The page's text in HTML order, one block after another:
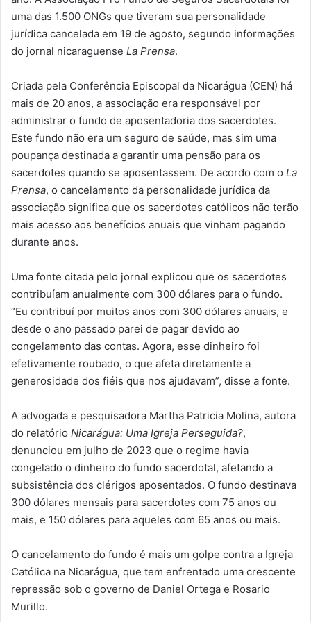
uma das 1.500 ONGs que tiveram sua personalidade
jurídica cancelada em 19 de agosto, segundo informações
do jornal nicaraguense La Prensa.
Criada pela Conferência Episcopal da Nicarágua (CEN) há
mais de 20 anos, a associação era responsável por
administrar o fundo de aposentadoria dos sacerdotes.
Este fundo não era um seguro de saúde, mas sim uma
poupança destinada a garantir uma pensão para os
sacerdotes quando se aposentassem. De acordo com o La
Prensa, o cancelamento da personalidade jurídica da
associação significa que os sacerdotes católicos não terão
mais acesso aos benefícios anuais que vinham pagando
durante anos.
Uma fonte citada pelo jornal explicou que os sacerdotes
contribuíam anualmente com 300 dólares para o fundo.
“Eu contribuí por muitos anos com 300 dólares anuais, e
desde o ano passado parei de pagar devido ao
congelamento das contas. Agora, esse dinheiro foi
efetivamente roubado, o que afeta diretamente a
generosidade dos fiéis que nos ajudavam”, disse a fonte.
A advogada e pesquisadora Martha Patricia Molina, autora
do relatório Nicarágua: Uma Igreja Perseguida?,
denunciou em julho de 2023 que o regime havia
congelado o dinheiro do fundo sacerdotal, afetando a
subsistência dos clérigos aposentados. O fundo destinava
300 dólares mensais para sacerdotes com 75 anos ou
mais, e 150 dólares para aqueles com 65 anos ou mais.
O cancelamento do fundo é mais um golpe contra a Igreja
Católica na Nicarágua, que tem enfrentado uma crescente
repressão sob o governo de Daniel Ortega e Rosario
Murillo.